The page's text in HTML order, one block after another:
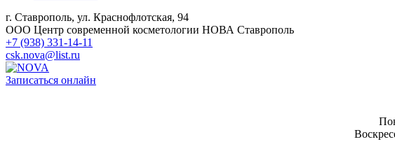
г. Ставрополь, ул. Краснофлотская, 94
ООО Центр современной косметологии НОВА Ставрополь
+7 (938) 331-14-11
csk.nova@list.ru
Записаться онлайн